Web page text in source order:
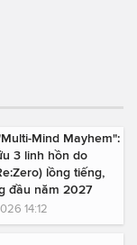
Mind Mayhem":
3 linh hồn do
lồng tiếng,
đầu năm 2027
14:12